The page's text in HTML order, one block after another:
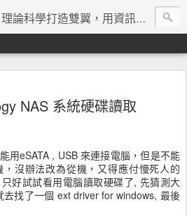
理論科學打造雙翼，用資訊技術飛向藍天
NAS 系統硬碟讀取
用eSATA , USB 來連接電腦，但是不能
沒辦法改為從機，又得應付慢死人的
好試試看用電腦讀取硬碟了, 先猜測大
找了一個 ext driver for windows, 最後